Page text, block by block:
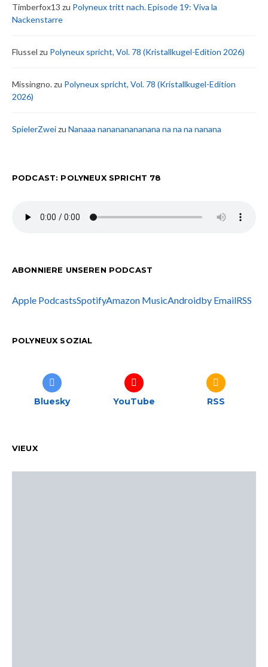
Timberfox13 zu Polyneux tritt nach. Episode 19: Viva la
Nackenstarre
Flussel zu Polyneux spricht, Vol. 78 (Kristallkugel-Edition 2026)
Missingno.zu Polyneux spricht, Vol. 78 (Kristallkugel-Edition
2026)
SpielerZweizu Nanaaa nanananananana na na na nanana
PODCAST: POLYNEUX SPRICHT 78
ABONNIERE UNSEREN PODCAST
Apple PodcastsSpotifyAmazon MusicAndroidby EmailRSS
POLYNEUX SOZIAL
Bluesky YouTube RSS
VIEUX